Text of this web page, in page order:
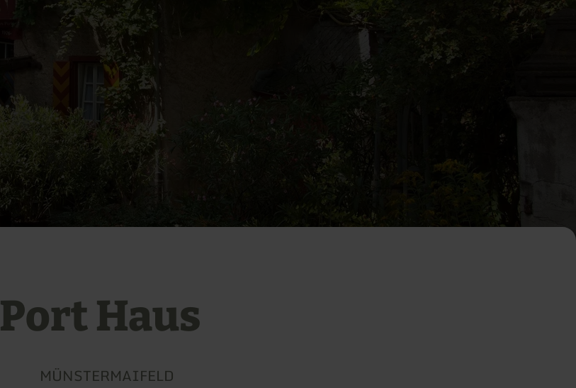
Port Haus
MÜNSTERMAIFELD